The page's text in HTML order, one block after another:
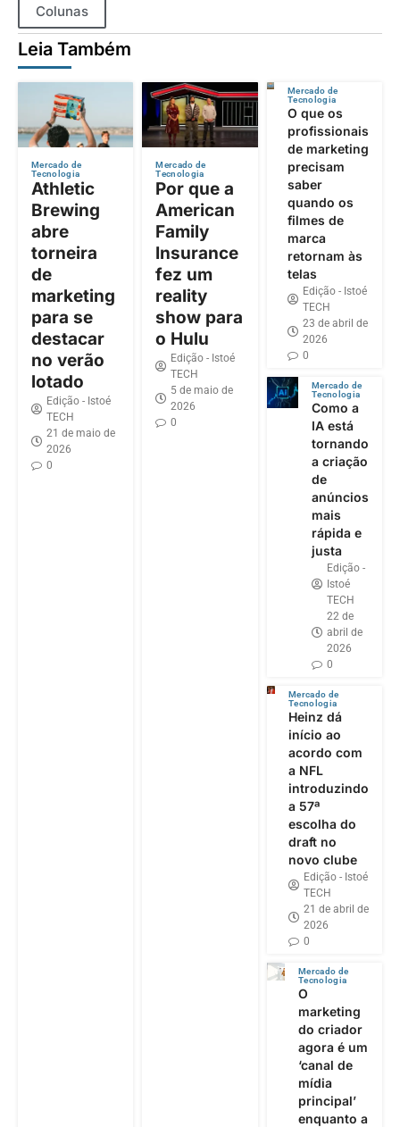
Colunas
Leia Também
Mercado de
Tecnologia
Athletic
Brewing
abre
torneira
de
marketing
para se
destacar
no verão
lotado
Edição - Istoé
TECH
21 de maio de
2026
0
Mercado de
Tecnologia
Por que a
American
Family
Insurance
fez um
reality
show para
o Hulu
Edição - Istoé
TECH
5 de maio de
2026
0
Mercado de
Tecnologia
O que os
profissionais
de marketing
precisam
saber
quando os
filmes de
marca
retornam às
telas
Edição - Istoé
TECH
23 de abril de
2026
0
Mercado de
Tecnologia
Como a
IA está
tornando
a criação
de
anúncios
mais
rápida e
justa
Edição -
Istoé
TECH
22 de
abril de
2026
0
Mercado de
Tecnologia
Heinz dá
início ao
acordo com
a NFL
introduzindo
a 57ª
escolha do
draft no
novo clube
Edição - Istoé
TECH
21 de abril de
2026
0
Mercado de
Tecnologia
O
marketing
do criador
agora é um
‘canal de
mídia
principal’
enquanto a